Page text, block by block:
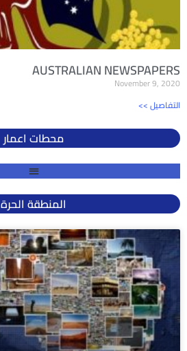
AUSTRALIAN NEWSPAPERS
November 9, 2020
<< التفاصيل
محطات اعمار
المنطقة الحرة